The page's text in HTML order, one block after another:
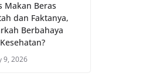
Makan Beras
dan Faktanya,
Berbahaya
9, 2026